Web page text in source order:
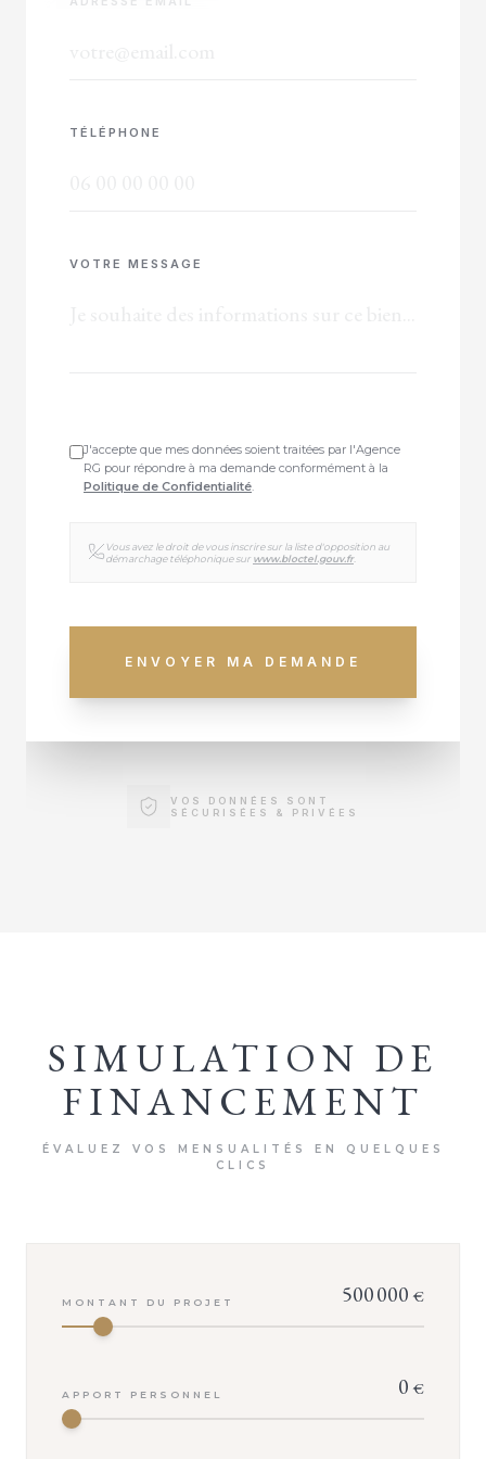
TÉLÉPHONE
VOTRE MESSAGE
J'accepte que mes données soient traitées par l'Agence
RG pour répondre à ma demande conformément à la
Politique de Confidentialité.
Vous avez le droit de vous inscrire sur la liste d'opposition au
démarchage téléphonique sur www.bloctel.gouv.fr.
ENVOYER MA DEMANDE
VOS DONNÉES SONT
SÉCURISÉES & PRIVÉES
SIMULATION DE
FINANCEMENT
ÉVALUEZ VOS MENSUALITÉS EN QUELQUES
CLICS
MONTANT DU PROJET 500 000 €
APPORT PERSONNEL 0 €